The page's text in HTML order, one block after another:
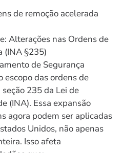
de remoção acelerada
Alterações nas Ordens de
(INA §235)
de Segurança
escopo das ordens de
235 da Lei de
(INA). Essa expansão
agora podem ser aplicadas
Unidos, não apenas
Isso afeta